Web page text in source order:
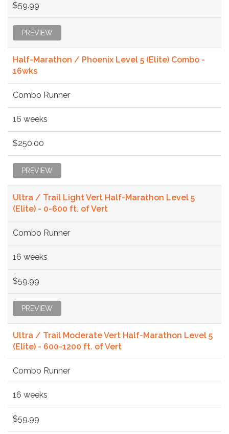
$59.99
PREVIEW
Half-Marathon / Phoenix Level 5 (Elite) Combo -
16wks
Combo Runner
16 weeks
$250.00
PREVIEW
Ultra / Trail Light Vert Half-Marathon Level 5
(Elite) - 0-600 ft. of Vert
Combo Runner
16 weeks
$59.99
PREVIEW
Ultra / Trail Moderate Vert Half-Marathon Level 5
(Elite) - 600-1200 ft. of Vert
Combo Runner
16 weeks
$59.99